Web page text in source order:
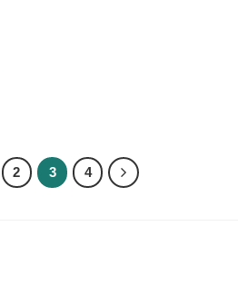
2 3 4